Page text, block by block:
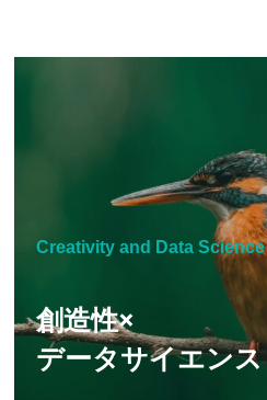
Creativity and Data Science
創造性×
データサイエンス